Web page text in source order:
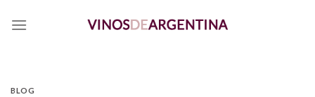
BLOG